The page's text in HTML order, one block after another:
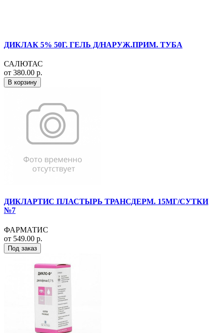
ДИКЛАК 5% 50Г. ГЕЛЬ Д/НАРУЖ.ПРИМ. ТУБА
САЛЮТАС
от 380.00 р.
В корзину
ДИКЛАРТИС ПЛАСТЫРЬ ТРАНСДЕРМ. 15МГ/СУТКИ
№7
ФАРМАТИС
от 549.00 р.
Под заказ